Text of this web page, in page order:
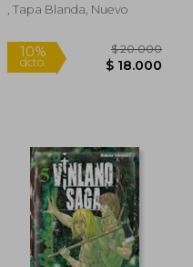
, Tapa Blanda, Nuevo
10%
dcto.